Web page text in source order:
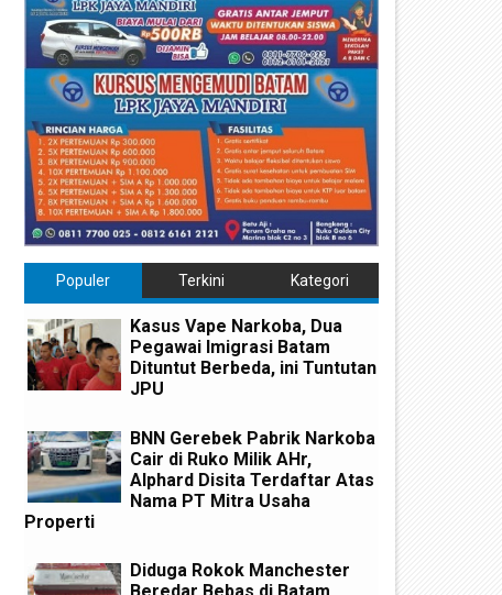
Populer Terkini Kategori
Kasus Vape Narkoba, Dua
Pegawai Imigrasi Batam
Dituntut Berbeda, ini Tuntutan
JPU
BNN Gerebek Pabrik Narkoba
Cair di Ruko Milik AHr,
Alphard Disita Terdaftar Atas
Nama PT Mitra Usaha
Properti
Diduga Rokok Manchester